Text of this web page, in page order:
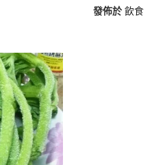
發佈於 飲食